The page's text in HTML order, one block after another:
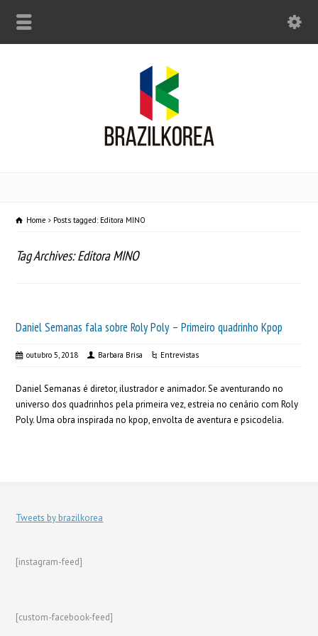
Home Posts tagged: Editora MINO
Tag Archives: Editora MINO
Daniel Semanas fala sobre Roly Poly – Primeiro quadrinho Kpop
outubro 5, 2018 Barbara Brisa Entrevistas
Daniel Semanas é diretor, ilustrador e animador. Se aventurando no
universo dos quadrinhos pela primeira vez, estreia no cenário com Roly
Poly. Uma obra inspirada no kpop, envolta de aventura e psicodelia.
Tweets by brazilkorea
[instagram-feed]
[custom-facebook-feed]